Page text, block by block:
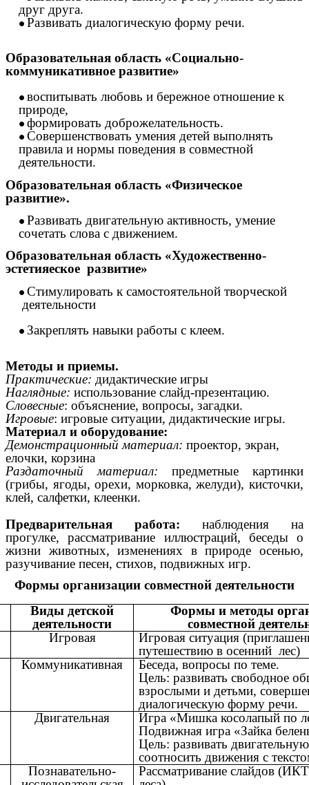
друг друга.
Развивать диалогическую форму речи.
Образовательная область «Социально-
коммуникативное развитие»
воспитывать любовь и бережное отношение к
природе,
формировать доброжелательность.
Совершенствовать умения детей выполнять
правила и нормы поведения в совместной
деятельности.
Образовательная область «Физическое
развитие».
Развивать двигательную активность, умение
сочетать слова с движением.
Образовательная область «Художественно-
эстетияеское развитие»
Стимулировать к самостоятельной творческой
деятельности
Закреплять навыки работы с клеем.
Методы и приемы.
Практические: дидактические игры
Наглядные: использование слайд-презентацию.
Словесные: объяснение, вопросы, загадки.
Игровые: игровые ситуации, дидактические игры.
Материал и оборудование:
Демонстрационный материал: проектор, экран,
елочки, корзина
Раздаточный материал: предметные картинки
(грибы, ягоды, орехи, морковка, желуди), кисточки,
клей, салфетки, клеенки.
Предварительная работа: наблюдения на
прогулке, рассматривание иллюстраций, беседы о
жизни животных, изменениях в природе осенью,
разучивание песен, стихов, подвижных игр.
Формы организации совместной деятельности
Виды детской
деятельности
Формы и методы
совместной
Игровая
Игровая ситуация
путешествию в осенний лес)
Коммуникативная
Беседа, вопросы по теме.
Цель: развивать свободное
взрослыми и детьми,
диалогическую форму речи.
Двигательная
Игра «Мишка косолапый по
Подвижная игра «Зайка
Цель: развивать
соотносить движения с
Познавательно-
Рассматривание слайдов